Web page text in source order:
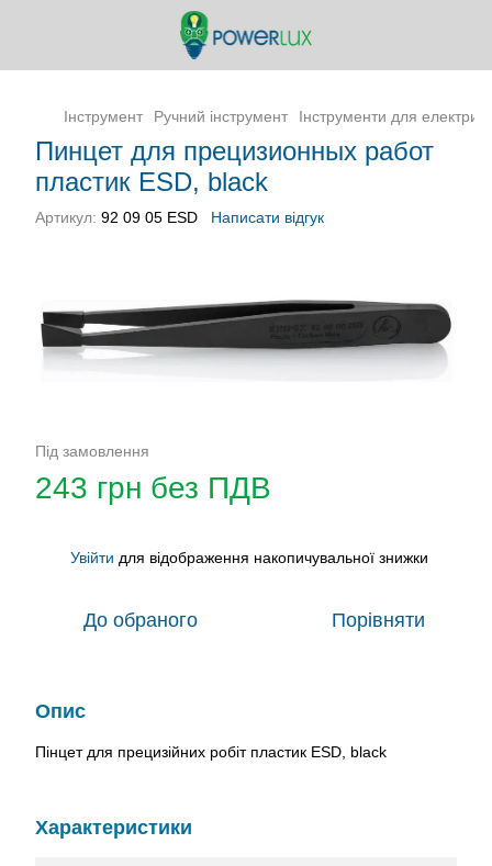
Інструмент Ручний інструмент Інструменти для
Пинцет для прецизионных работ
пластик ESD, black
Артикул: 92 09 05 ESD Написати відгук
Під замовлення
243 грн без ПДВ
Увійти для відображення накопичувальної знижки
До обраного Порівняти
Опис
Пінцет для прецизійних робіт пластик ESD, black
Характеристики